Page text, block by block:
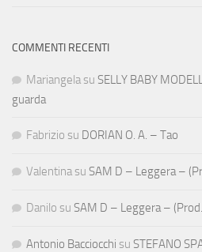
COMMENTI RECENTI
Mariangela su SELLY BABY
guarda
Fabrizio su DORIAN O. A. – Tao
Valentina su SAM D – Leggera –
Danilo su SAM D – Leggera –
Antonio Bacciocchi su STEFANO